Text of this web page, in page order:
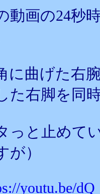
動画の24秒
に曲げた右
た右脚を同時
っと止めて
が）
youtu.be/